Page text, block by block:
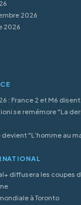
2026
2026
: France 2 et M6
se remémore "La
"L’homme au
diffusera les coupes
à Toronto